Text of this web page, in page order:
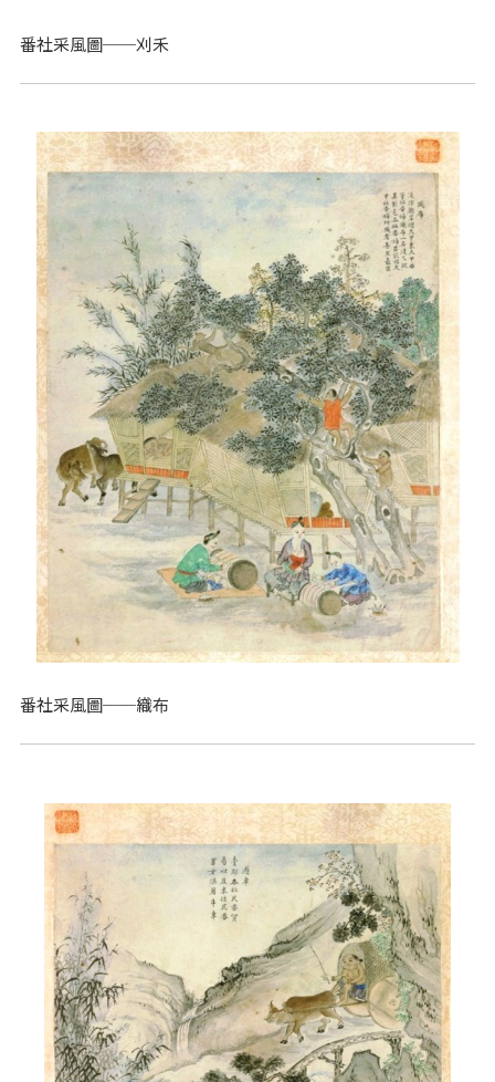
番社采風圖──刈禾
番社采風圖──織布